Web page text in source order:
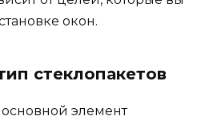
окон.
стеклопакетов
основной элемент